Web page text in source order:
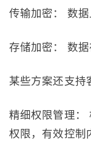
传输加密： 数据
存储加密： 数据
某些方案还支持
精细权限管理：
权限，有效控制